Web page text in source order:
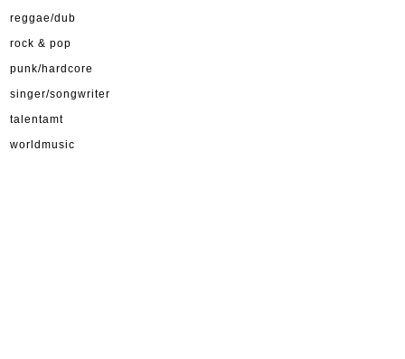
reggae/dub
rock & pop
punk/hardcore
singer/songwriter
talentamt
worldmusic